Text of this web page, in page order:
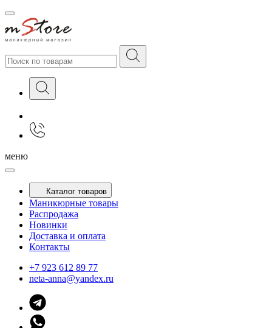
меню
Каталог товаров
Маникюрные товары
Распродажа
Новинки
Доставка и оплата
Контакты
+7 923 612 89 77
neta-anna@yandex.ru